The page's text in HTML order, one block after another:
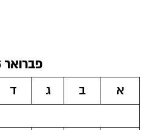
פברואר 2025
א
ב ג ד